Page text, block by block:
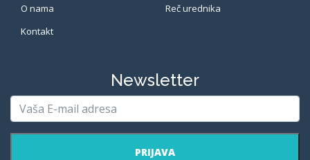
O nama
Reč urednika
Kontakt
Newsletter
PRIJAVA